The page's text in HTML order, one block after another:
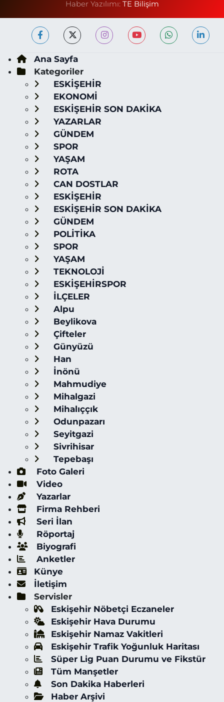
Haber Yazılımı: TE Bilişim
Ana Sayfa
Kategoriler
ESKİŞEHİR
EKONOMİ
ESKİŞEHİR SON DAKİKA
YAZARLAR
GÜNDEM
SPOR
YAŞAM
ROTA
CAN DOSTLAR
ESKİŞEHİR
ESKİŞEHİR SON DAKİKA
GÜNDEM
POLİTİKA
SPOR
YAŞAM
TEKNOLOJİ
ESKİŞEHİRSPOR
İLÇELER
Alpu
Beylikova
Çifteler
Günyüzü
Han
İnönü
Mahmudiye
Mihalgazi
Mihalıççık
Odunpazarı
Seyitgazi
Sivrihisar
Tepebaşı
Foto Galeri
Video
Yazarlar
Firma Rehberi
Seri İlan
Röportaj
Biyografi
Anketler
Künye
İletişim
Servisler
Eskişehir Nöbetçi Eczaneler
Eskişehir Hava Durumu
Eskişehir Namaz Vakitleri
Eskişehir Trafik Yoğunluk Haritası
Süper Lig Puan Durumu ve Fikstür
Tüm Manşetler
Son Dakika Haberleri
Haber Arşivi